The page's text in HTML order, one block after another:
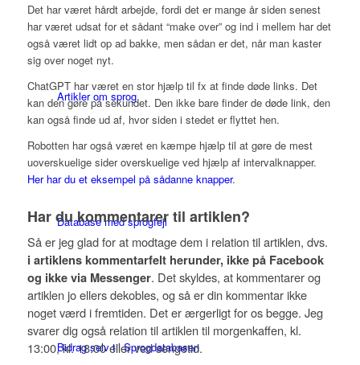
Artikler om sprog
Database med sprogfejl
Bidrag selv til Sprogdatabasen
Det har været hårdt arbejde, fordi det er mange år siden senest
har været udsat for et sådant “make over” og ind i mellem har det
også været lidt op ad bakke, men sådan er det, når man kaster
sig over noget nyt.
ChatGPT har været en stor hjælp til fx at finde døde links. Det
kan den gøre på sekundet. Den ikke bare finder de døde link, den
kan også finde ud af, hvor siden i stedet er flyttet hen.
Robotten har også været en kæmpe hjælp til at gøre de mest
uoverskuelige sider overskuelige ved hjælp af intervalknapper.
Her har du et eksempel på sådanne knapper.
Har du kommentarer til artiklen?
Så er jeg glad for at modtage dem i relation til artiklen, dvs.
i artiklens kommentarfelt herunder, ikke på Facebook
og ikke via Messenger. Det skyldes, at kommentarer og
artiklen jo ellers dekobles, og så er din kommentar ikke
noget værd i fremtiden. Det er ærgerligt for os begge. Jeg
svarer dig også relation til artiklen til morgenkaffen, kl.
13:00, kl. 18:00 eller ved sengetid.